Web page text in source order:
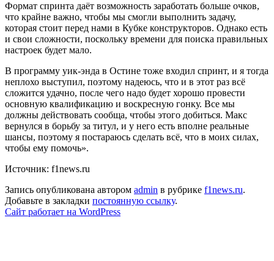
Формат спринта даёт возможность заработать больше очков,
что крайне важно, чтобы мы смогли выполнить задачу,
которая стоит перед нами в Кубке конструкторов. Однако есть
и свои сложности, поскольку времени для поиска правильных
настроек будет мало.
В программу уик-энда в Остине тоже входил спринт, и я тогда
неплохо выступил, поэтому надеюсь, что и в этот раз всё
сложится удачно, после чего надо будет хорошо провести
основную квалификацию и воскресную гонку. Все мы
должны действовать сообща, чтобы этого добиться. Макс
вернулся в борьбу за титул, и у него есть вполне реальные
шансы, поэтому я постараюсь сделать всё, что в моих силах,
чтобы ему помочь».
Источник: f1news.ru
Запись опубликована автором admin в рубрике f1news.ru.
Добавьте в закладки постоянную ссылку.
Сайт работает на WordPress